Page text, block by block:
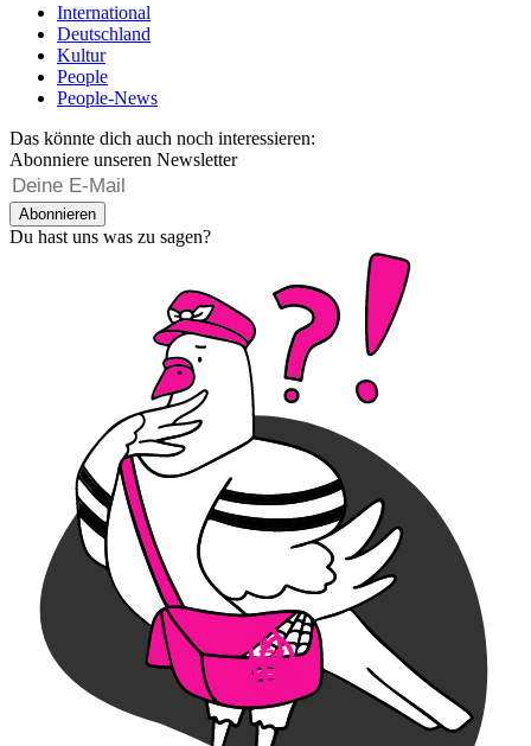
International
Deutschland
Kultur
People
People-News
Das könnte dich auch noch interessieren:
Abonniere unseren Newsletter
Abonnieren
Du hast uns was zu sagen?